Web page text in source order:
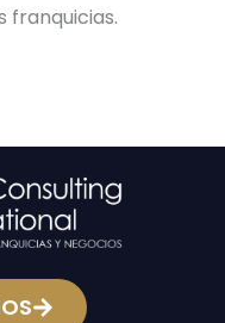
franquicias.